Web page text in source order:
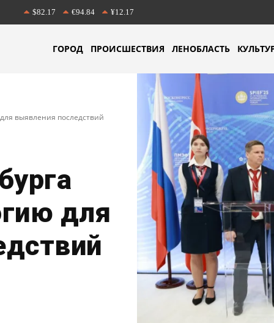
$82.17 €94.84 ¥12.17
ГОРОД ПРОИСШЕСТВИЯ ЛЕНОБЛАСТЬ
выявления последствий
для